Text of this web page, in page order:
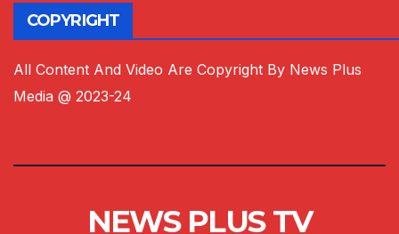
COPYRIGHT
All Content And Video Are Copyright By News Plus
Media @ 2023-24
NEWS PLUS TV